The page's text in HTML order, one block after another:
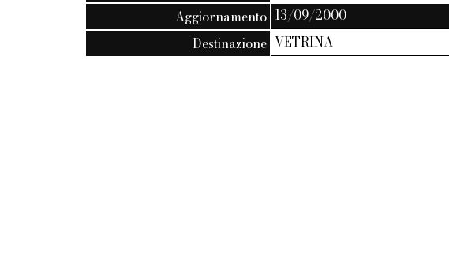
Aggiornamento 13/09/2000
Destinazione VETRINA